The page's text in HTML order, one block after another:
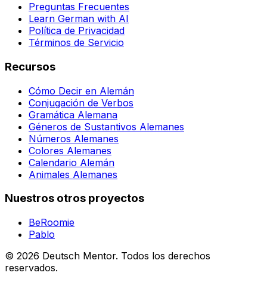
Preguntas Frecuentes
Learn German with AI
Política de Privacidad
Términos de Servicio
Recursos
Cómo Decir en Alemán
Conjugación de Verbos
Gramática Alemana
Géneros de Sustantivos Alemanes
Números Alemanes
Colores Alemanes
Calendario Alemán
Animales Alemanes
Nuestros otros proyectos
BeRoomie
Pablo
© 2026 Deutsch Mentor. Todos los derechos
reservados.